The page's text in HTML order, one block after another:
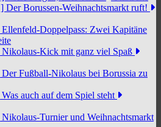
Der Borussen-Weihnachtsmarkt ruft!
Ellenfeld-Doppelpass: Zwei Kapitäne
Nikolaus-Kick mit ganz viel Spaß
Der Fußball-Nikolaus bei Borussia zu
Was auch auf dem Spiel steht
Nikolaus-Turnier und Weihnachtsmarkt